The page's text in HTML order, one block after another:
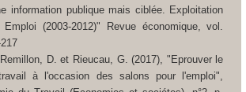
information publique mais ciblée. Exploitation
Emploi (2003-2012)" Revue économique,vol.
D. et Rieucau, G. (2017), "Eprouver le
à l'occasion des salons pour l'emploi",